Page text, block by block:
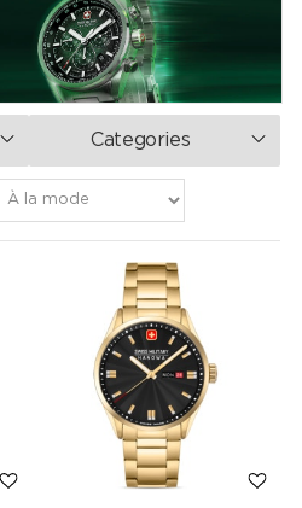
Categories